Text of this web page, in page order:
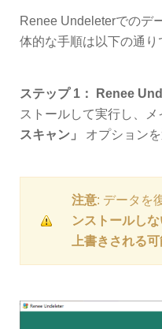
Renee Undeleterでのデ
体的な手順は以下の通り
ステップ 1： Renee
ストールして実行し、
スキャン」
オプションを
注意: データを
ンストールし
上書きされる